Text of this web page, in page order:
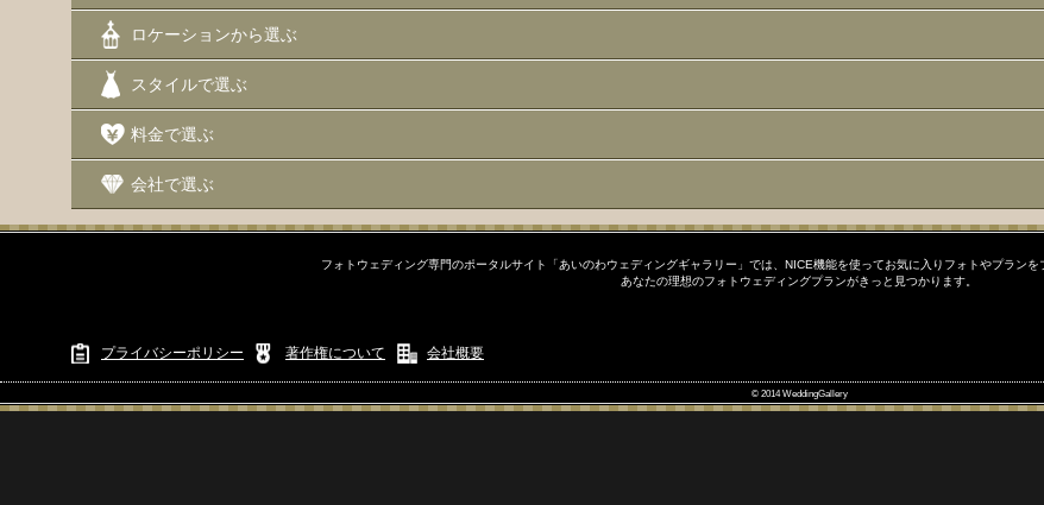
エリアから選ぶ
沖縄本島
沖縄本島周辺離島
宮古島
ロケーションから選ぶ
スタイルで選ぶ
料金で選ぶ
会社で選ぶ
フォトウェディング専門のポータルサイト「あいのわウェディングギャラリー」では、NICE機能を使ってお気に入りフォトやプランを
あなたの理想のフォトウェディングプランがきっと見つかります。
プライバシーポリシー 著作権について 会社概要
© 2014 WeddingGallery